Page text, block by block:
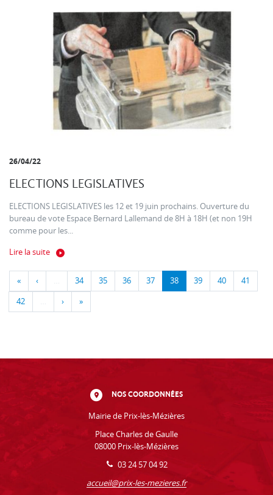
26/04/22
ELECTIONS LEGISLATIVES
ELECTIONS LEGISLATIVES les 12 et 19 juin prochains. Ouverture du
bureau de vote Espace Bernard Lallemand de 8H à 18H (et non 19H
comme pour les...
Lire la suite
« ‹ … 34 35 36 37 38 39 40 41
42 … › »
NOS COORDONNÉES
Mairie de Prix-lès-Mézières
Place Charles de Gaulle
08000 Prix-lès-Mézières
03 24 57 04 92
accueil@prix-les-mezieres.fr